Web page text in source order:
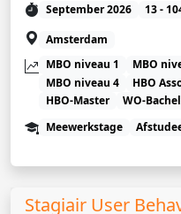
September 2026 13 -
Amsterdam
MBO niveau 1
MBO
MBO niveau 4
HBO
HBO-Master
WO-
Meewerkstage
Stagiair User